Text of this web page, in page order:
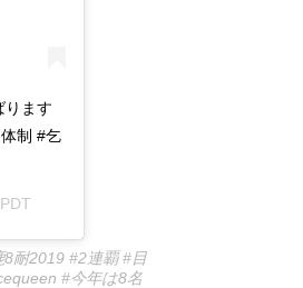
ります
制 #乞
耐2019 #2連覇 #目
#今年は8名